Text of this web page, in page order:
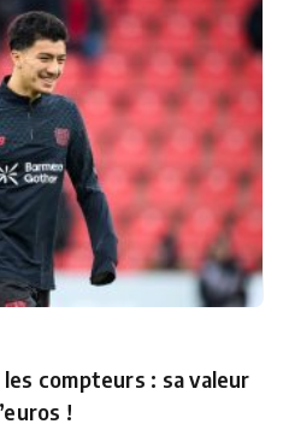
compteurs : sa valeur
!